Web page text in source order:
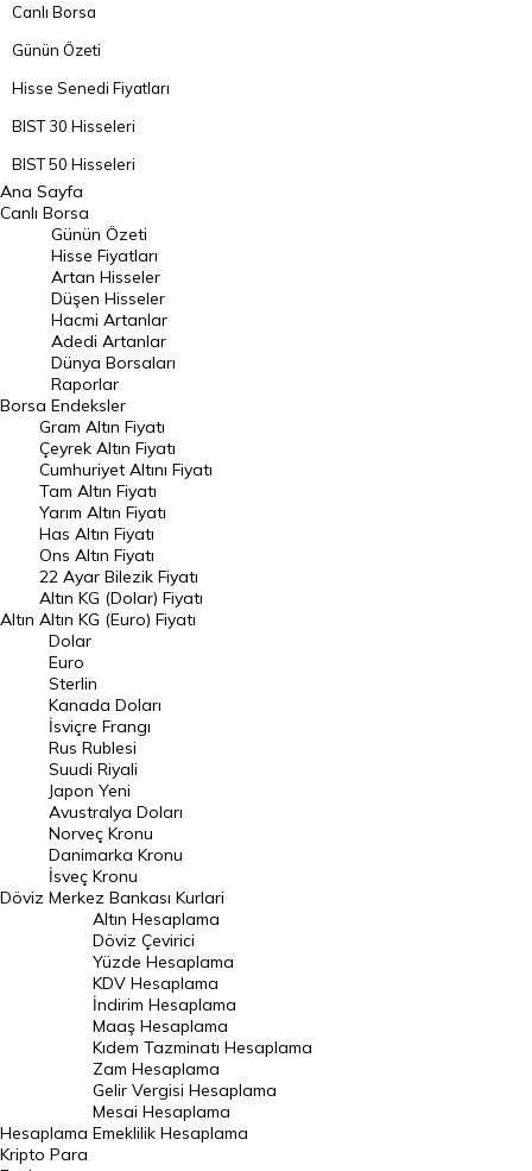
Canlı Borsa
Günün Özeti
Hisse Senedi Fiyatları
BIST 30 Hisseleri
BIST 50 Hisseleri
BIST 100 Hisseleri
En Çok Artan Hisseler
En Çok Düşen Hisseler
Hacmi Artanlar
Geçmiş Kapanışlar
Dünya Borsaları
Raporlar
Endeksler
DÖVİZ
Döviz Kuru
Dolar Kuru
Euro Kuru
Pound Kuru
Frank Kuru
Riyal Kuru
Avustralya Doları
Danimarka Kronu Kuru
Kanada Doları Kuru
Norveç Kronu Kuru
İsveç Kronu Kuru
Japon Yeni Kuru
Serbest Piyasa Döviz Kurları
Merkez Bankası Döviz Kurları
Altın Fiyatları
Ana Sayfa
Canlı Borsa
Borsa
Günün Özeti
Hisse Fiyatları
Artan Hisseler
Düşen Hisseler
Hacmi Artanlar
Adedi Artanlar
Dünya Borsaları
Raporlar
Endeksler
Altın
Gram Altın Fiyatı
Çeyrek Altın Fiyatı
Cumhuriyet Altını Fiyatı
Tam Altın Fiyatı
Yarım Altın Fiyatı
Has Altın Fiyatı
Ons Altın Fiyatı
22 Ayar Bilezik Fiyatı
Altın KG (Dolar) Fiyatı
Altın KG (Euro) Fiyatı
Döviz
Dolar
Euro
Sterlin
Kanada Doları
İsviçre Frangı
Rus Rublesi
Suudi Riyali
Japon Yeni
Avustralya Doları
Norveç Kronu
Danimarka Kronu
İsveç Kronu
Merkez Bankası Kurlari
Hesaplama
Altın Hesaplama
Döviz Çevirici
Yüzde Hesaplama
KDV Hesaplama
İndirim Hesaplama
Maaş Hesaplama
Kıdem Tazminatı Hesaplama
Zam Hesaplama
Gelir Vergisi Hesaplama
Mesai Hesaplama
Emeklilik Hesaplama
Kripto Para